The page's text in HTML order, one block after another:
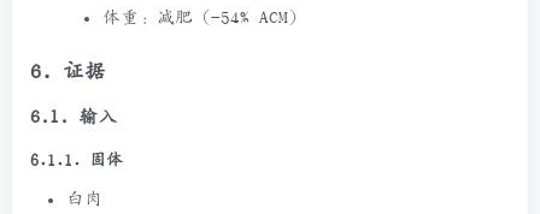
体重：减肥（-54% ACM）
6. 证据
6.1. 输入
6.1.1. 固体
白肉